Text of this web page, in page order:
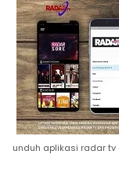
unduh aplikasi radar tv